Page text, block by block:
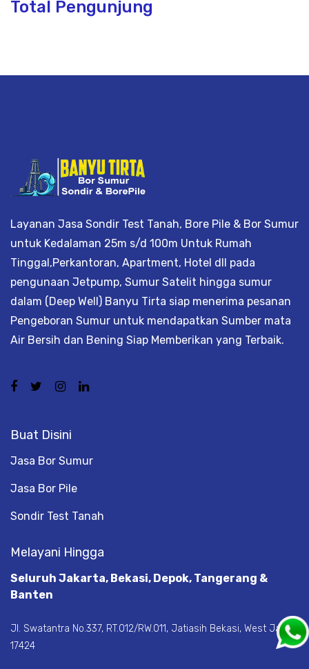
Total Pengunjung
Layanan Jasa Sondir Test Tanah, Bore Pile & Bor Sumur
untuk Kedalaman 25m s/d 100m Untuk Rumah
Tinggal,Perkantoran, Apartment, Hotel dll pada
pengunaan Jetpump, Sumur Satelit hingga sumur
dalam (Deep Well) Banyu Tirta siap menerima pesanan
Pengeboran Sumur untuk mendapatkan Sumber mata
Air Bersih dan Bening Siap Memberikan yang Terbaik.
Buat Disini
Jasa Bor Sumur
Jasa Bor Pile
Sondir Test Tanah
Melayani Hingga
Seluruh Jakarta, Bekasi, Depok, Tangerang &
Banten
Jl. Swatantra No.337, RT.012/RW.011, Jatiasih Bekasi, West Java
17424